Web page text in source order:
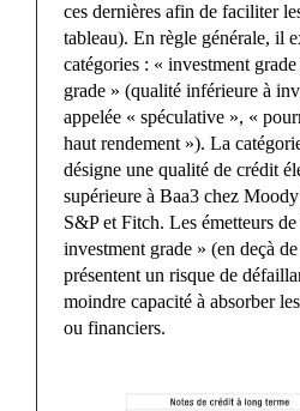
ces dernières afin de faciliter
tableau). En règle générale, il
catégories : « investment
grade » (qualité inférieure à
appelée « spéculative », «
haut rendement »). La
désigne une qualité de crédit
supérieure à Baa3 chez
S&P et Fitch. Les émetteurs
investment grade » (en deçà
présentent un risque de
moindre capacité à absorber
ou financiers.